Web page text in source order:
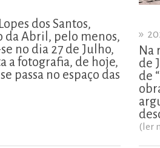
dos Santos,
da Abril, pelo menos,
no dia 27 de Julho,
a fotografia, de hoje,
passa no espaço das
»
Na
de
de
(ler